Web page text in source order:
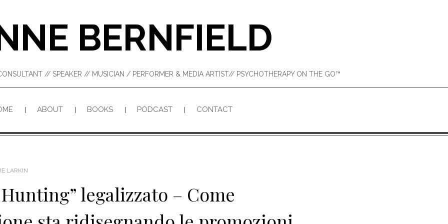
BERNFIELD
// SPEAKER // MUSICIAN / PERFORMER & MEDIA ARTIST// PSYCHOTHERAPY ON THE GO™
ABOUT BOOKS PODCAST CONTACT
LARKIN
legalizzato – Come